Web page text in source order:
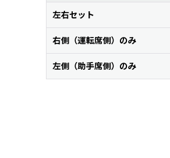
左右セット
右側（運転席側）のみ
左側（助手席側）のみ